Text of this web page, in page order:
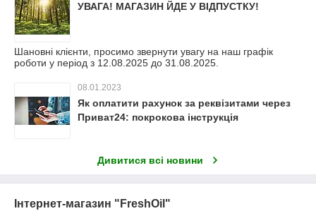
УВАГА! МАГАЗИН ЙДЕ У ВІДПУСТКУ!
Шановні клієнти, просимо звернути увагу на наш графік
роботи у період з 12.08.2025 до 31.08.2025.
08.01.2023
Як оплатити рахунок за реквізитами через
Приват24: покрокова інструкція
Дивитися всі новини
Інтернет-магазин "FreshOil"